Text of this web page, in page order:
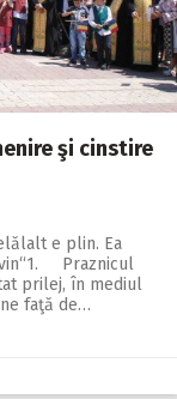
şi cinstire
e plin. Ea
vin“1. Praznicul
prilej, în mediul
faţă de…